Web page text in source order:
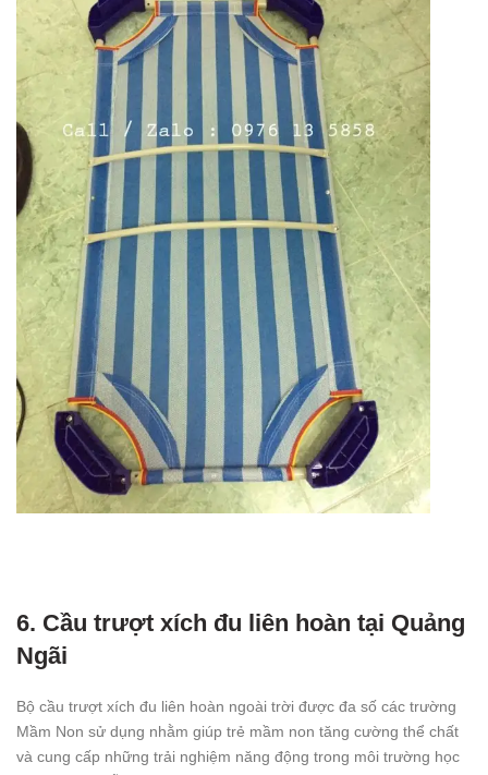
6. Cầu trượt xích đu liên hoàn tại Quảng
Ngãi
Bộ cầu trượt xích đu liên hoàn ngoài trời được đa số các trường
Mầm Non sử dụng nhằm giúp trẻ mầm non tăng cường thể chất
và cung cấp những trải nghiệm năng động trong môi trường học